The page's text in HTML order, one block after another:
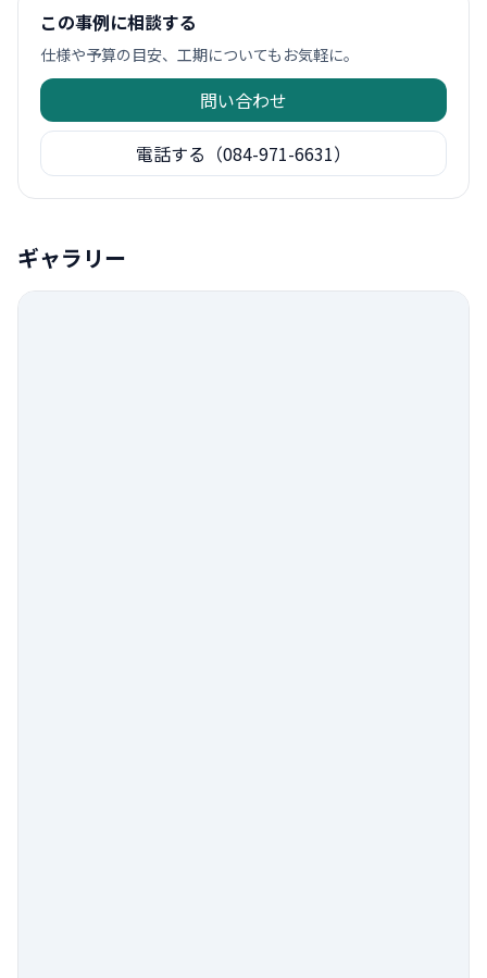
この事例に相談する
仕様や予算の目安、工期についてもお気軽に。
問い合わせ
電話する（084-971-6631）
ギャラリー